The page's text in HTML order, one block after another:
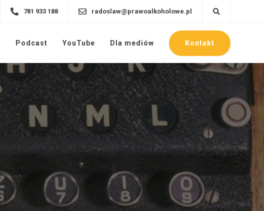
781 933 188 radoslaw@prawoalkoholowe.pl
Podcast YouTube Dla mediów Kontakt